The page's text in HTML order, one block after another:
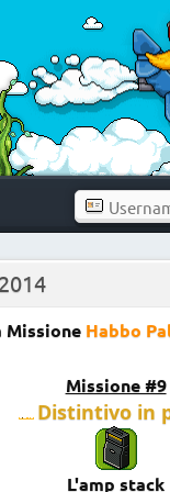
Missione Habbo
Missione #9
Distintivo in
L'amp stack